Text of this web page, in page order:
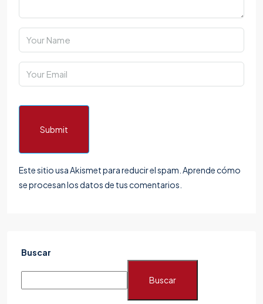
Submit
Este sitio usa Akismet para reducir el spam. Aprende cómo
se procesan los datos de tus comentarios.
Buscar
Buscar